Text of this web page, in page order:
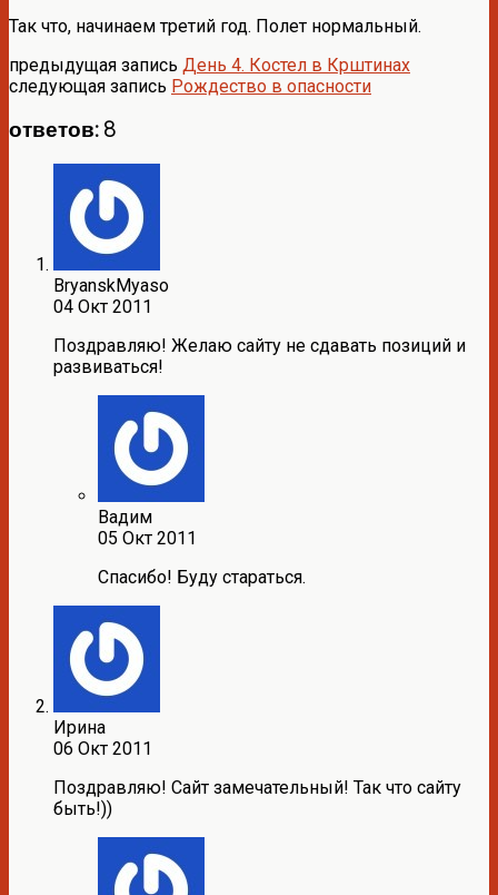
Так что, начинаем третий год. Полет нормальный.
предыдущая запись День 4. Костел в Крштинах
следующая запись Рождество в опасности
ответов: 8
BryanskMyaso
04 Окт 2011
Поздравляю! Желаю сайту не сдавать позиций и
развиваться!
Вадим
05 Окт 2011
Спасибо! Буду стараться.
Ирина
06 Окт 2011
Поздравляю! Сайт замечательный! Так что сайту
быть!))